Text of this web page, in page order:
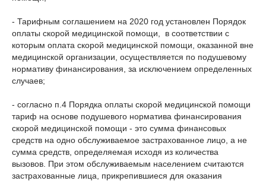
- Тарифным соглашением на 2020 год установлен Порядок
оплаты скорой медицинской помощи, в соответствии с
которым оплата скорой медицинской помощи, оказанной вне
медицинской организации, осуществляется по подушевому
нормативу финансирования, за исключением определенных
случаев;
- согласно п.4 Порядка оплаты скорой медицинской помощи
тариф на основе подушевого норматива финансирования
скорой медицинской помощи - это сумма финансовых
средств на одно обслуживаемое застрахованное лицо, а не
сумма средств, определяемая исходя из количества
вызовов. При этом обслуживаемым населением считаются
застрахованные лица, прикрепившиеся для оказания